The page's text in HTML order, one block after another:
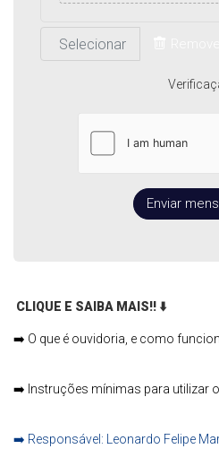
Enviar
CLIQUE E SAIBA MAIS!! ⬇️
➡️ O que é ouvidoria, e como
➡️ Instruções mínimas para utilizar
➡️ Responsável: Leonardo Felipe